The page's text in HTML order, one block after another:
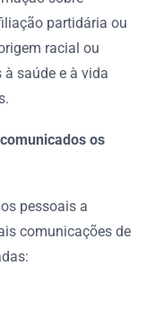
partidária ou
racial ou
saúde e à vida
os
pessoais a
comunicações de